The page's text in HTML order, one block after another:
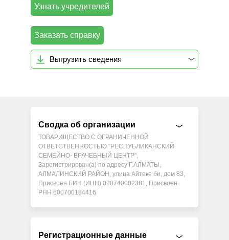
Узнать учредителей
Заказать справку
Выгрузить сведения
Сводка об организации
ТОВАРИЩЕСТВО С ОГРАНИЧЕННОЙ
ОТВЕТСТВЕННОСТЬЮ "РЕСПУБЛИКАНСКИЙ
СЕМЕЙНО- ВРАЧЕБНЫЙ ЦЕНТР",
Зарегистрирован(а) по адресу Г.АЛМАТЫ,
АЛМАЛИНСКИЙ РАЙОН, улица Айтеке би, дом 83,
Присвоен БИН (ИНН) 020740002381, Присвоен
РНН 600700184416
Регистрационные данные